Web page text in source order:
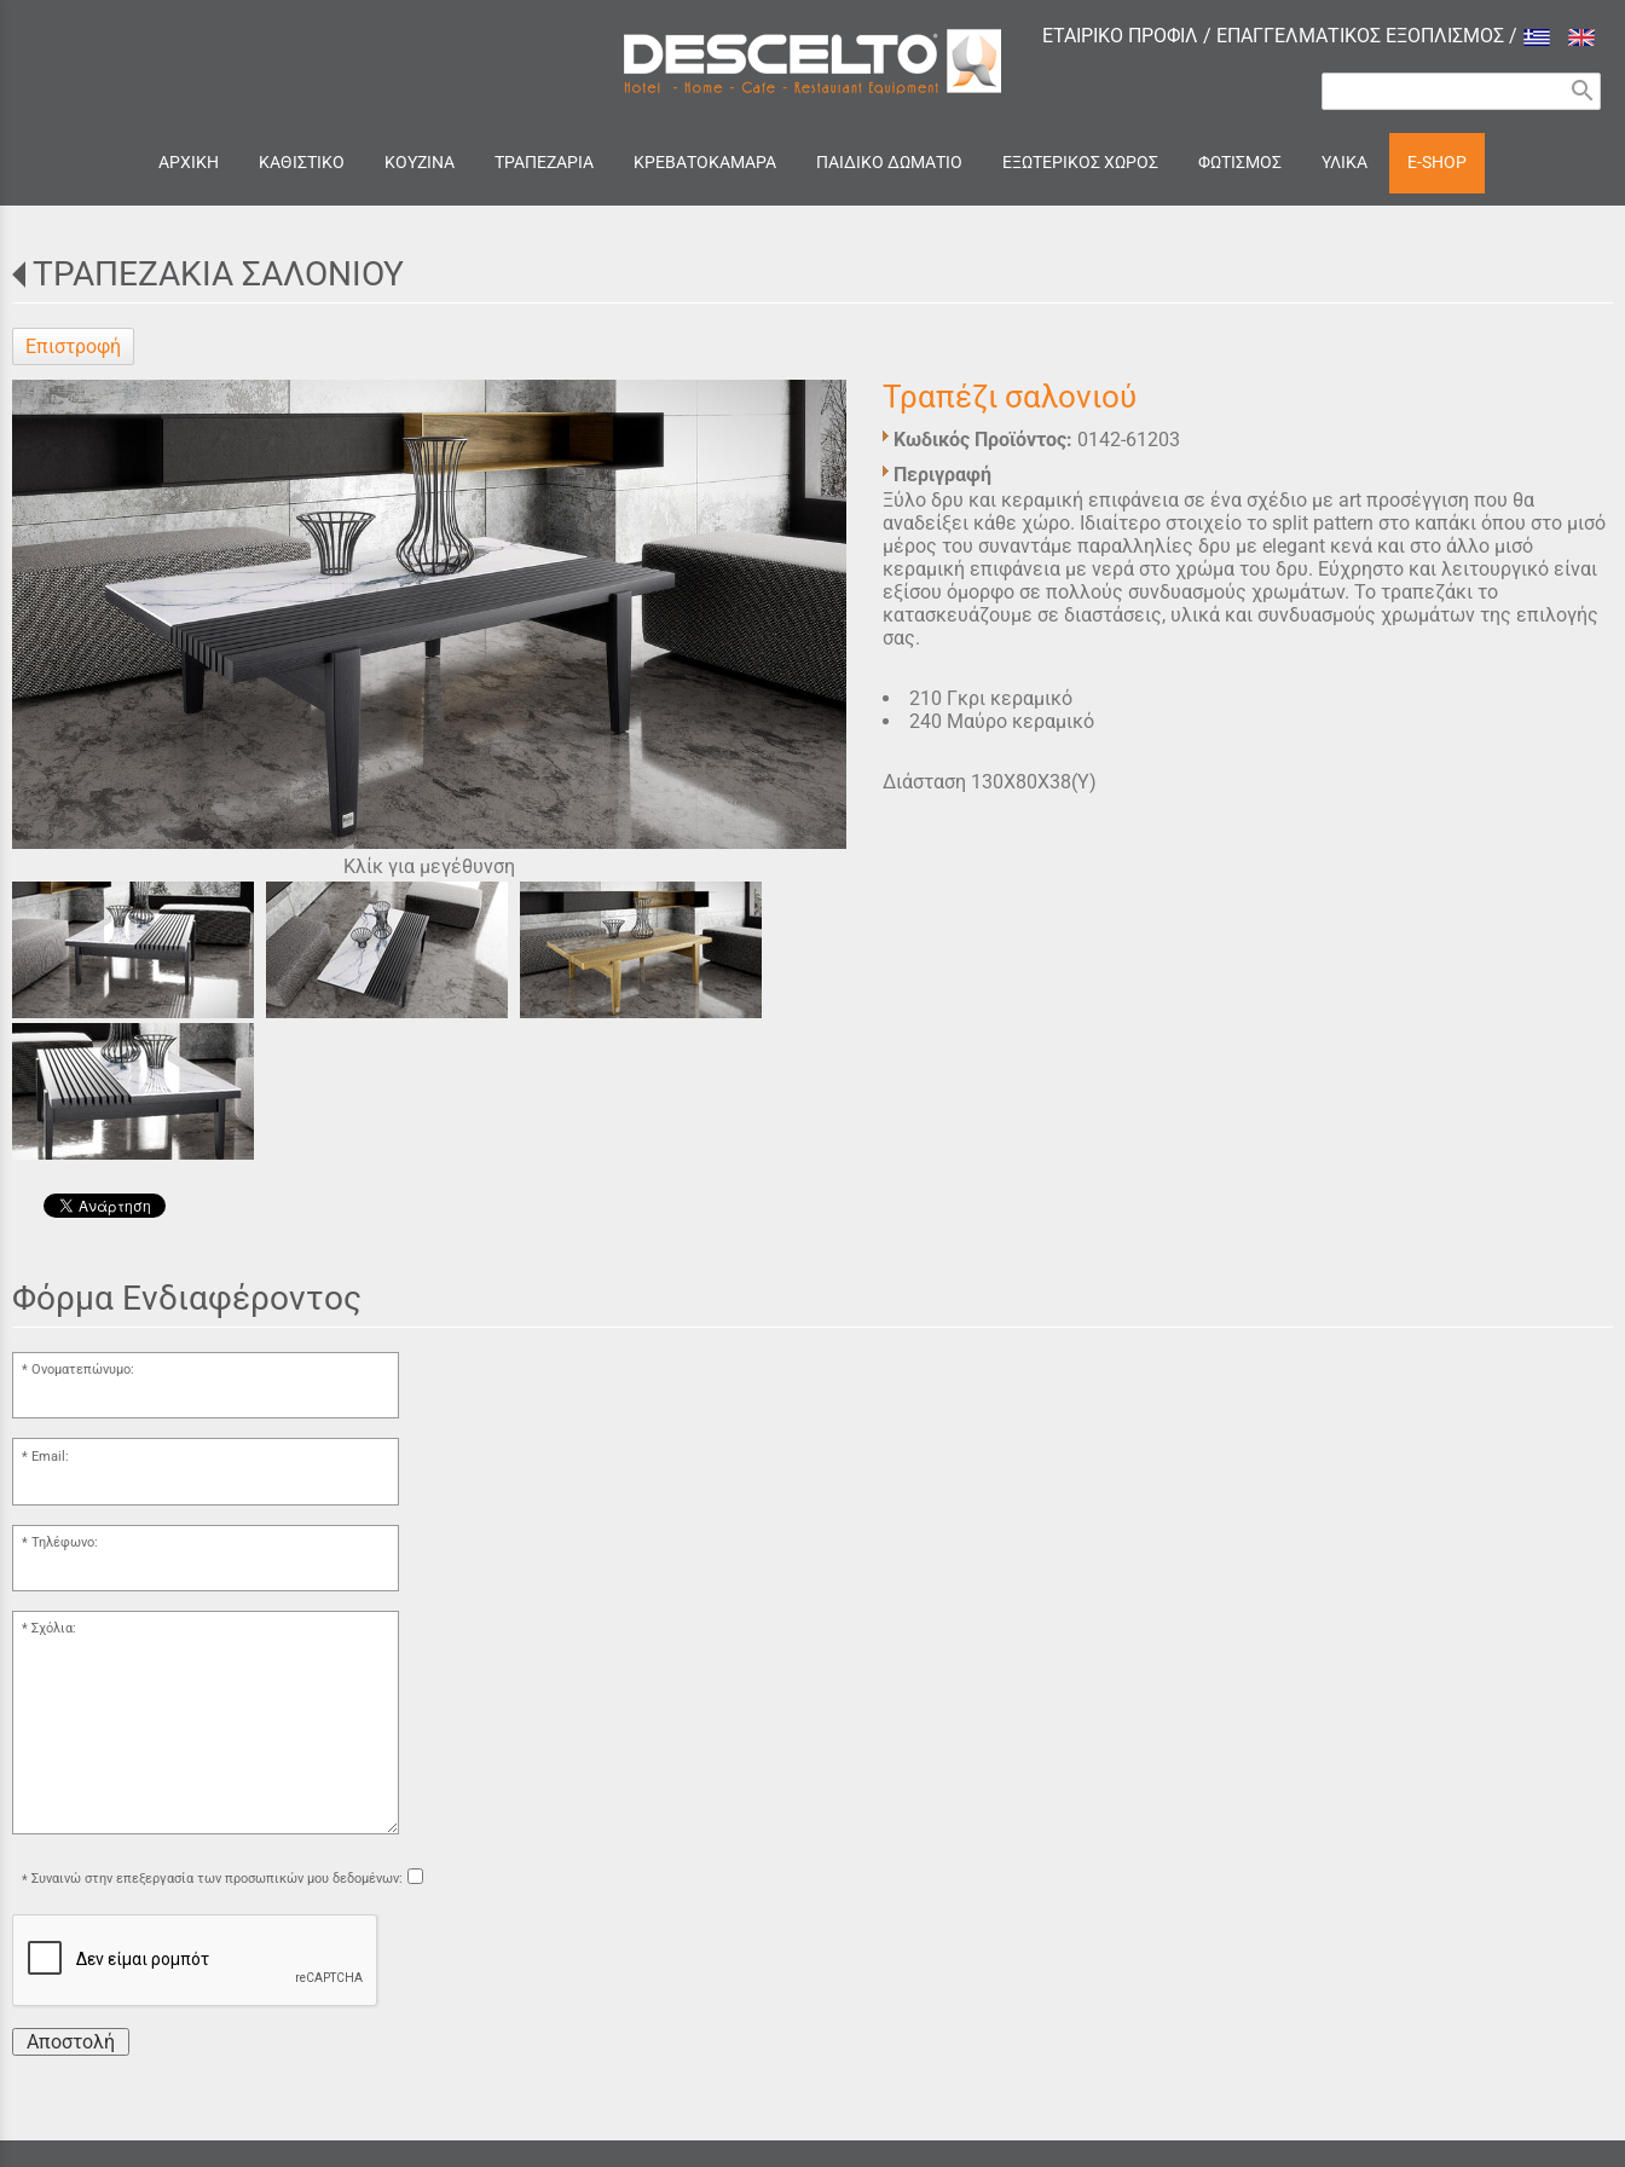
ΕΤΑΙΡΙΚΟ ΠΡΟΦΙΛ / ΕΠΑΓΓΕΛΜΑΤΙΚΟΣ ΕΞΟΠΛΙΣΜΟΣ /
search
ΑΡΧΙΚΗ ΚΑΘΙΣΤΙΚΟ ΚΟΥΖΙΝΑ ΤΡΑΠΕΖΑΡΙΑ ΚΡΕΒΑΤΟΚΑΜΑΡΑ ΠΑΙΔΙΚΟ ΔΩΜΑΤΙΟ ΕΞΩΤΕΡΙΚΟΣ ΧΩΡΟΣ ΦΩΤΙΣΜΟΣ ΥΛΙΚΑ E-SHOP
ΤΡΑΠΕΖΑΚΙΑ ΣΑΛΟΝΙΟΥ
Επιστροφή
Κλίκ για μεγέθυνση
Τραπέζι σαλονιού
Κωδικός Προϊόντος: 0142-61203
Περιγραφή
Ξύλο δρυ και κεραμική επιφάνεια σε ένα σχέδιο με art προσέγγιση που θα
αναδείξει κάθε χώρο. Ιδιαίτερο στοιχείο το split pattern στο καπάκι όπου στο μισό
μέρος του συναντάμε παραλληλίες δρυ με elegant κενά και στο άλλο μισό
κεραμική επιφάνεια με νερά στο χρώμα του δρυ. Εύχρηστο και λειτουργικό είναι
εξίσου όμορφο σε πολλούς συνδυασμούς χρωμάτων. Το τραπεζάκι το
κατασκευάζουμε σε διαστάσεις, υλικά και συνδυασμούς χρωμάτων της επιλογής
σας.
210 Γκρι κεραμικό
240 Μαύρο κεραμικό
Διάσταση 130Χ80Χ38(Υ)
Φόρμα Ενδιαφέροντος
Ονοματεπώνυμο:
Email:
Τηλέφωνο:
Σχόλια:
Συναινώ στην επεξεργασία των προσωπικών μου δεδομένων:
Αποστολή